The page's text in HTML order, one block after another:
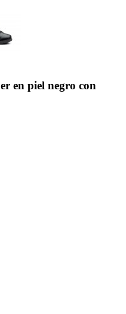
en piel negro con